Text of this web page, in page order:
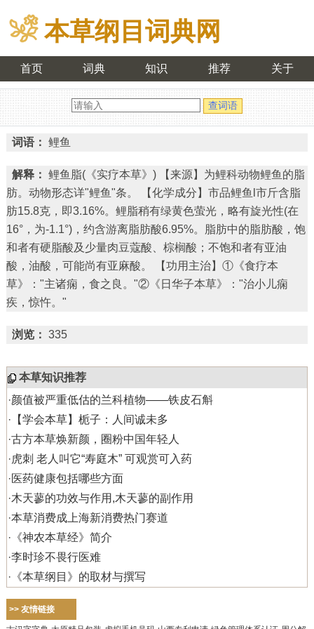
本草纲目词典网
首页 词典 知识 推荐 关于
词语： 鲤鱼
解释： 鲤鱼脂(《实疗本草》) 【来源】为鲤科动物鲤鱼的脂
肪。动物形态详"鲤鱼"条。 【化学成分】市品鲤鱼l市斤含脂
肪15.8克，即3.16%。鲤脂稍有绿黄色萤光，略有旋光性(在
16°，为-1.1°)，约含游离脂肪酸6.95%。脂肪中的脂肪酸，饱
和者有硬脂酸及少量肉豆蔻酸、棕榈酸；不饱和者有亚油
酸，油酸，可能尚有亚麻酸。 【功用主治】①《食疗本
草》："主诸痫，食之良。"②《日华子本草》："治小儿痫
疾，惊忤。"
浏览： 335
本草知识推荐
·颜值被严重低估的兰科植物——铁皮石斛
· 【学会本草】栀子：人间诚未多
·古方本草焕新颜，圈粉中国年轻人
·虎刺 老人叫它“寿庭木” 可观赏可入药
·医药健康包括哪些方面
·木天蓼的功效与作用,木天蓼的副作用
·本草消费成上海新消费热门赛道
· 《神农本草经》简介
·李时珍不畏行医难
· 《本草纲目》的取材与撰写
>> 友情链接